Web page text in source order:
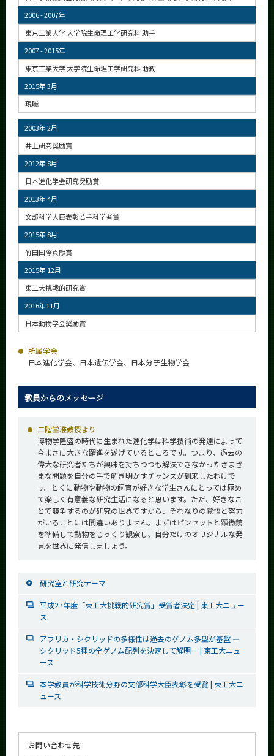
2006 - 2007年
東京工業大学 大学院生命理工学研究科 助手
2007 - 2015年
東京工業大学 大学院生命理工学研究科 助教
2015年 3月
現職
2003年 2月
井上研究奨励賞
2012年 8月
日本進化学会研究奨励賞
2013年 4月
文部科学大臣表彰若手科学者賞
2015年 8月
竹田国際貢献賞
2015年 12月
東工大挑戦的研究賞
2016年11月
日本動物学会奨励賞
所属学会
日本進化学会、日本遺伝学会、日本分子生物学会
教員からのメッセージ
二階堂准教授より
博物学隆盛の時代に生まれた進化学は科学技術の発達によって
今まさに大きな躍進を遂げているところです。つまり、過去の
偉大な研究者たちが興味を持ちつつも解決できなかったさまざ
まな問題を自分の手で解き明かすチャンスが到来したわけで
す。とくに動物や動物の飼育が好きな学生さんにとっては極め
て楽しく有意義な研究生活になると思います。ただ、好きなこ
とで競争するのが研究の世界ですから、それなりの覚悟と努力
がいることには間違いありません。まずはピンセットと顕微鏡
を準備して動物をじっくり観察し、自分だけのオリジナルな発
見を世界に発信しましょう。
研究室と研究テーマ
平成27年度「東工大挑戦的研究賞」受賞者決定 | 東工大ニュー
ス
アフリカ・シクリッドの多様性は過去のゲノム多型が基盤 ―
シクリッド5種の全ゲノム配列を決定して解明― | 東工大ニュ
ース
本学教員が科学技術分野の文部科学大臣表彰を受賞 | 東工大ニ
ュース
お問い合わせ先